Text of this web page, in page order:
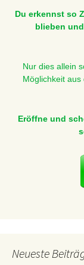
Du erkennst so
blieben
Nur dies allein
Möglichkeit
Eröffne und
Neueste